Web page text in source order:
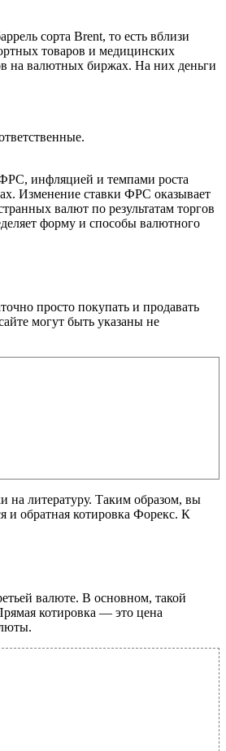
сорта Brent, то есть вблизи
товаров и медицинских
на валютных биржах. На них деньги
инфляцией и темпами роста
Изменение ставки ФРС оказывает
валют по результатам торгов
форму и способы валютного
просто покупать и продавать
могут быть указаны не
на литературу. Таким образом, вы
и обратная котировка Форекс. К
валюте. В основном, такой
котировка — это цена